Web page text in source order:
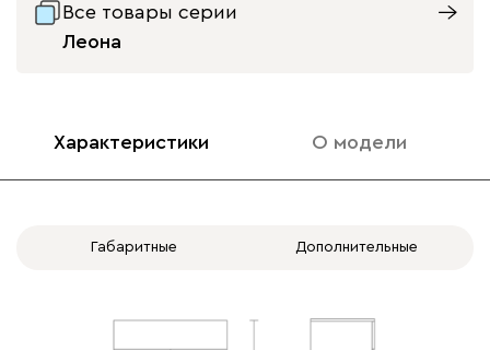
Все товары серии
Леона
Характеристики О модели
Габаритные Дополнительные